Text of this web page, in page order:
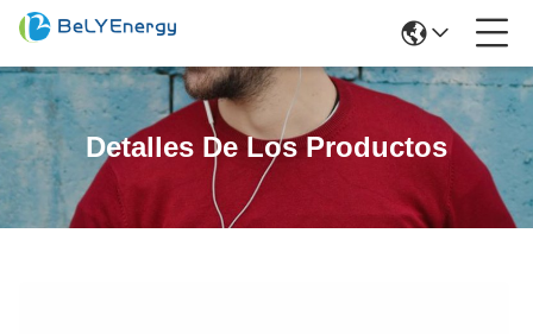
Detalles De Los Productos